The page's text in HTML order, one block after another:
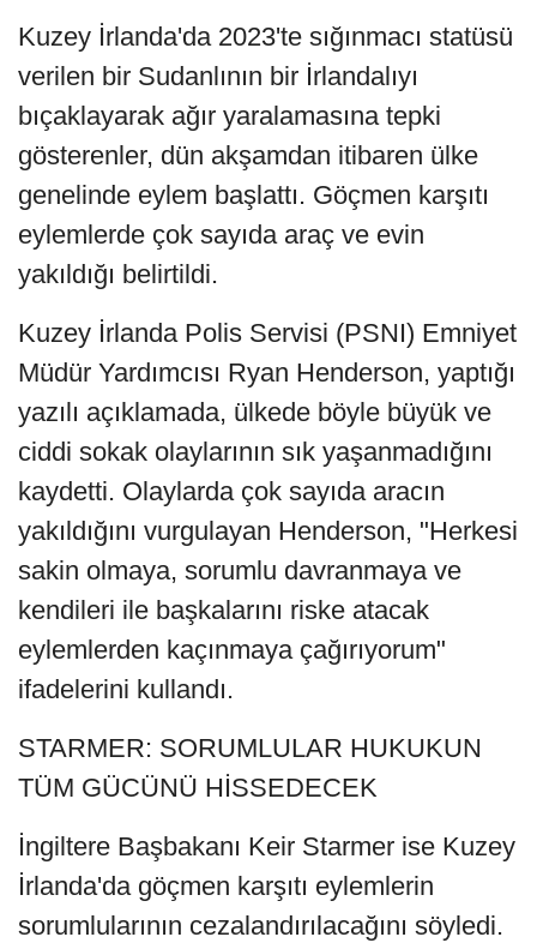
Kuzey İrlanda'da 2023'te sığınmacı statüsü
verilen bir Sudanlının bir İrlandalıyı
bıçaklayarak ağır yaralamasına tepki
gösterenler, dün akşamdan itibaren ülke
genelinde eylem başlattı. Göçmen karşıtı
eylemlerde çok sayıda araç ve evin
yakıldığı belirtildi.
Kuzey İrlanda Polis Servisi (PSNI) Emniyet
Müdür Yardımcısı Ryan Henderson, yaptığı
yazılı açıklamada, ülkede böyle büyük ve
ciddi sokak olaylarının sık yaşanmadığını
kaydetti. Olaylarda çok sayıda aracın
yakıldığını vurgulayan Henderson, "Herkesi
sakin olmaya, sorumlu davranmaya ve
kendileri ile başkalarını riske atacak
eylemlerden kaçınmaya çağırıyorum"
ifadelerini kullandı.
STARMER: SORUMLULAR HUKUKUN
TÜM GÜCÜNÜ HİSSEDECEK
İngiltere Başbakanı Keir Starmer ise Kuzey
İrlanda'da göçmen karşıtı eylemlerin
sorumlularının cezalandırılacağını söyledi.